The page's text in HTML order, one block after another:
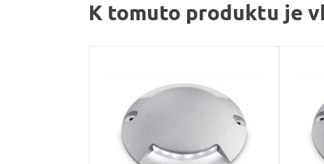
K tomuto produktu je